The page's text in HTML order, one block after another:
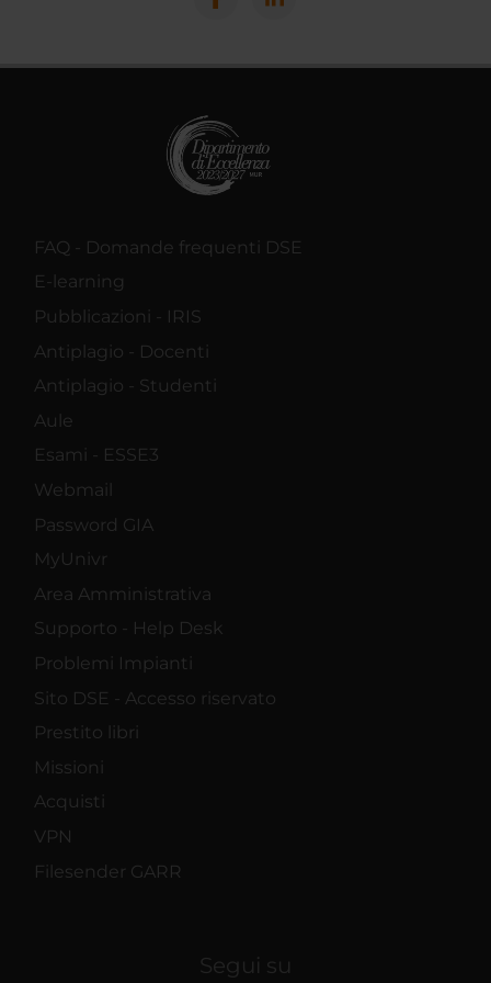
FAQ - Domande frequenti DSE
E-learning
Pubblicazioni - IRIS
Antiplagio - Docenti
Antiplagio - Studenti
Aule
Esami - ESSE3
Webmail
Password GIA
MyUnivr
Area Amministrativa
Supporto - Help Desk
Problemi Impianti
Sito DSE - Accesso riservato
Prestito libri
Missioni
Acquisti
VPN
Filesender GARR
Segui su